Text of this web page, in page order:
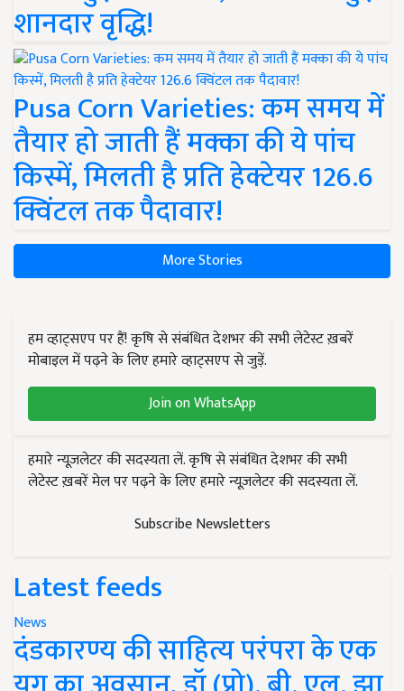
शानदार वृद्धि!
Pusa Corn Varieties: कम समय में
तैयार हो जाती हैं मक्का की ये पांच
किस्में, मिलती है प्रति हेक्टेयर 126.6
क्विंटल तक पैदावार!
More Stories
हम व्हाट्सएप पर हैं! कृषि से संबंधित देशभर की सभी लेटेस्ट ख़बरें
मोबाइल में पढ़ने के लिए हमारे व्हाट्सएप से जुड़ें.
Join on WhatsApp
हमारे न्यूज़लेटर की सदस्यता लें. कृषि से संबंधित देशभर की सभी
लेटेस्ट ख़बरें मेल पर पढ़ने के लिए हमारे न्यूज़लेटर की सदस्यता लें.
Subscribe Newsletters
Latest feeds
News
दंडकारण्य की साहित्य परंपरा के एक